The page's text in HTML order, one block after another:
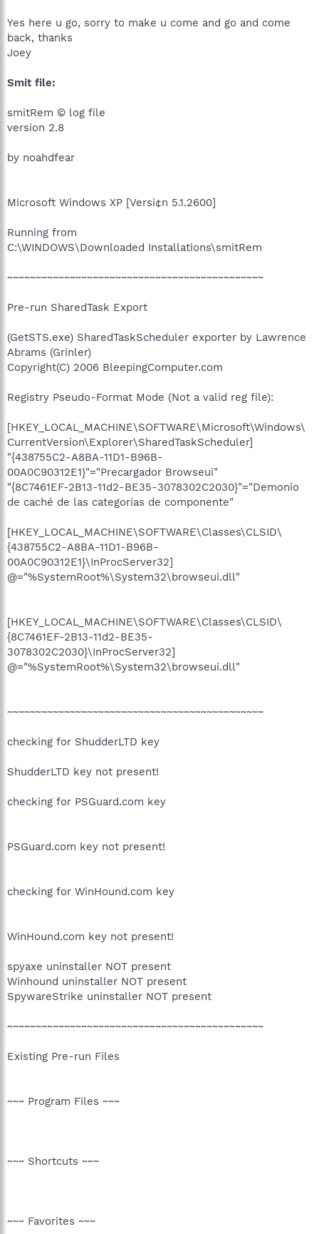
Yes here u go, sorry to make u come and go and come
back, thanks
Joey
Smit file:
smitRem © log file
version 2.8
by noahdfear
Microsoft Windows XP [Versi¢n 5.1.2600]
Running from
C:\WINDOWS\Downloaded Installations\smitRem
~~~~~~~~~~~~~~~~~~~~~~~~~~~~~~~~~~~~~~~~~~~~~
Pre-run SharedTask Export
(GetSTS.exe) SharedTaskScheduler exporter by Lawrence
Abrams (Grinler)
Copyright(C) 2006 BleepingComputer.com
Registry Pseudo-Format Mode (Not a valid reg file):
[HKEY_LOCAL_MACHINE\SOFTWARE\Microsoft\Windows\
CurrentVersion\Explorer\SharedTaskScheduler]
"{438755C2-A8BA-11D1-B96B-
00A0C90312E1}"="Precargador Browseui"
"{8C7461EF-2B13-11d2-BE35-3078302C2030}"="Demonio
de caché de las categorías de componente"
[HKEY_LOCAL_MACHINE\SOFTWARE\Classes\CLSID\
{438755C2-A8BA-11D1-B96B-
00A0C90312E1}\InProcServer32]
@="%SystemRoot%\System32\browseui.dll"
[HKEY_LOCAL_MACHINE\SOFTWARE\Classes\CLSID\
{8C7461EF-2B13-11d2-BE35-
3078302C2030}\InProcServer32]
@="%SystemRoot%\System32\browseui.dll"
~~~~~~~~~~~~~~~~~~~~~~~~~~~~~~~~~~~~~~~~~~~~~
checking for ShudderLTD key
ShudderLTD key not present!
checking for PSGuard.com key
PSGuard.com key not present!
checking for WinHound.com key
WinHound.com key not present!
spyaxe uninstaller NOT present
Winhound uninstaller NOT present
SpywareStrike uninstaller NOT present
~~~~~~~~~~~~~~~~~~~~~~~~~~~~~~~~~~~~~~~~~~~~~
Existing Pre-run Files
~~~ Program Files ~~~
~~~ Shortcuts ~~~
~~~ Favorites ~~~